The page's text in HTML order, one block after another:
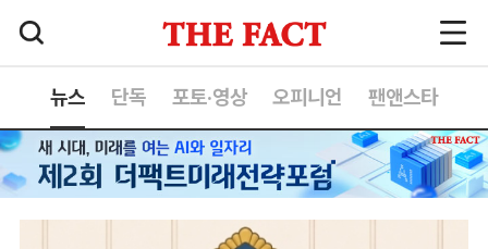
뉴스 단독 포토·영상 오피니언 팬앤스타